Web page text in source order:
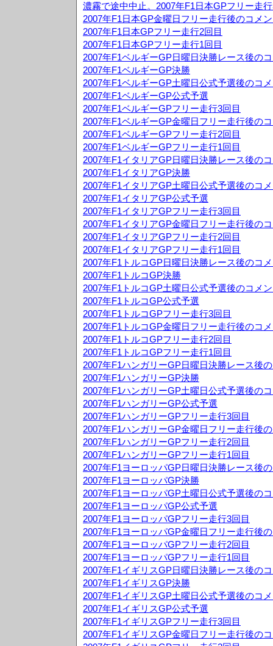
濃霧で途中中止。2007年F1日本GPフリー走
2007年F1日本GP金曜日フリー走行後のコメ
2007年F1日本GPフリー走行2回目
2007年F1日本GPフリー走行1回目
2007年F1ベルギーGP日曜日決勝レース後の
2007年F1ベルギーGP決勝
2007年F1ベルギーGP土曜日公式予選後のコ
2007年F1ベルギーGP公式予選
2007年F1ベルギーGPフリー走行3回目
2007年F1ベルギーGP金曜日フリー走行後の
2007年F1ベルギーGPフリー走行2回目
2007年F1ベルギーGPフリー走行1回目
2007年F1イタリアGP日曜日決勝レース後の
2007年F1イタリアGP決勝
2007年F1イタリアGP土曜日公式予選後のコ
2007年F1イタリアGP公式予選
2007年F1イタリアGPフリー走行3回目
2007年F1イタリアGP金曜日フリー走行後の
2007年F1イタリアGPフリー走行2回目
2007年F1イタリアGPフリー走行1回目
2007年F1トルコGP日曜日決勝レース後のコ
2007年F1トルコGP決勝
2007年F1トルコGP土曜日公式予選後のコメ
2007年F1トルコGP公式予選
2007年F1トルコGPフリー走行3回目
2007年F1トルコGP金曜日フリー走行後のコ
2007年F1トルコGPフリー走行2回目
2007年F1トルコGPフリー走行1回目
2007年F1ハンガリーGP日曜日決勝レース後
2007年F1ハンガリーGP決勝
2007年F1ハンガリーGP土曜日公式予選後の
2007年F1ハンガリーGP公式予選
2007年F1ハンガリーGPフリー走行3回目
2007年F1ハンガリーGP金曜日フリー走行後
2007年F1ハンガリーGPフリー走行2回目
2007年F1ハンガリーGPフリー走行1回目
2007年F1ヨーロッパGP日曜日決勝レース後
2007年F1ヨーロッパGP決勝
2007年F1ヨーロッパGP土曜日公式予選後の
2007年F1ヨーロッパGP公式予選
2007年F1ヨーロッパGPフリー走行3回目
2007年F1ヨーロッパGP金曜日フリー走行後
2007年F1ヨーロッパGPフリー走行2回目
2007年F1ヨーロッパGPフリー走行1回目
2007年F1イギリスGP日曜日決勝レース後の
2007年F1イギリスGP決勝
2007年F1イギリスGP土曜日公式予選後のコ
2007年F1イギリスGP公式予選
2007年F1イギリスGPフリー走行3回目
2007年F1イギリスGP金曜日フリー走行後の